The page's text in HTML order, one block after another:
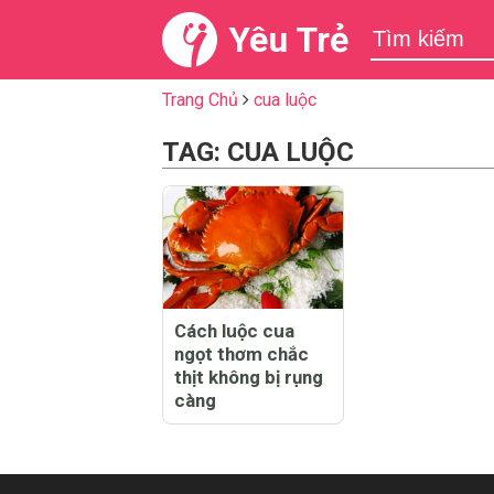
Yêu Trẻ
Trang Chủ cua luộc
TAG: CUA LUỘC
Cách luộc cua
ngọt thơm chắc
thịt không bị rụng
càng